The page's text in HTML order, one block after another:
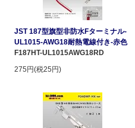
JST 187型旗型非防水Fターミナル-
UL1015-AWG18耐熱電線付き-赤色
F187HT-UL1015AWG18RD
275円(税25円)